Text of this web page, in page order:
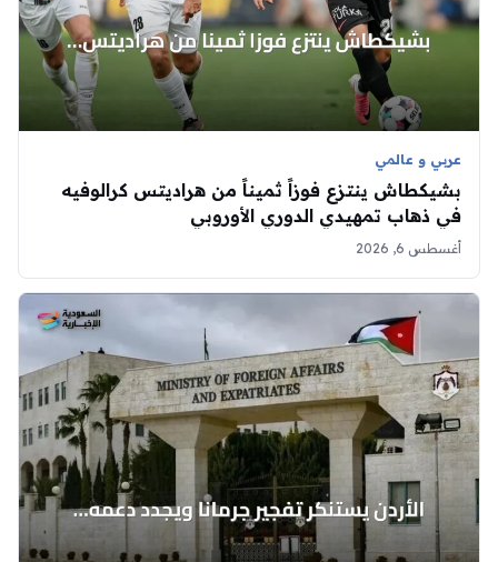
عربي و عالمي
بشيكطاش ينتزع فوزاً ثميناً من هراديتس كرالوفيه
في ذهاب تمهيدي الدوري الأوروبي
أغسطس 6, 2026